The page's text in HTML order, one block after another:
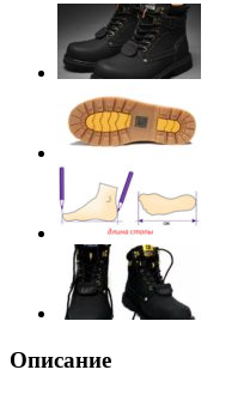
Описание